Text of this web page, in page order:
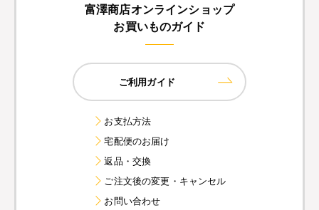
富澤商店オンラインショップ
お買いものガイド
ご利用ガイド
お支払方法
宅配便のお届け
返品・交換
ご注文後の変更・キャンセル
お問い合わせ